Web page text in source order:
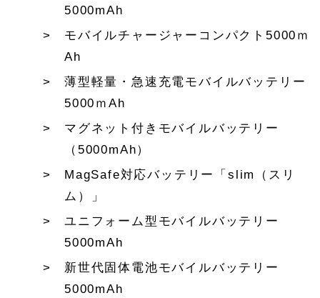
5000mAh
モバイルチャージャーコンパクト5000ｍ
Ah
薄型軽量・急速充電モバイルバッテリー
5000ｍAh
マグネット付きモバイルバッテリー
（5000mAh）
MagSafe対応バッテリー「slim（スリ
ム）」
ユニフォーム型モバイルバッテリー
5000mAh
新世代固体電池モバイルバッテリー
5000mAh